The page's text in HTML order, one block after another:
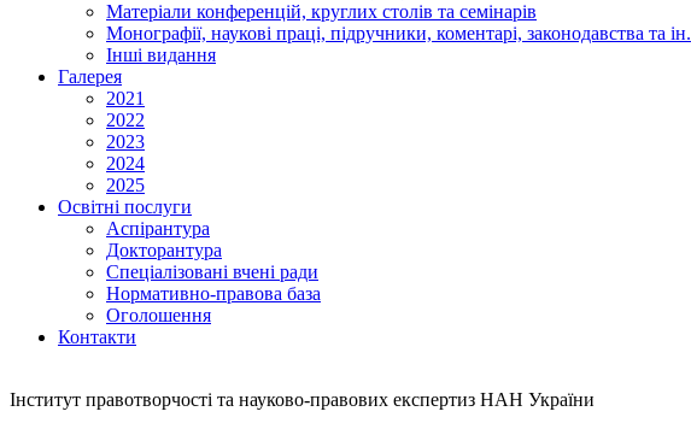
Матеріали конференцій, круглих столів та семінарів
Монографії, наукові праці, підручники, коментарі, законодавства та ін.
Інші видання
Галерея
2021
2022
2023
2024
2025
Освітні послуги
Аспірантура
Докторантура
Спеціалізовані вчені ради
Нормативно-правова база
Оголошення
Контакти
Інститут правотворчості та науково-правових експертиз НАН України